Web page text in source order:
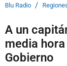
Blu Radio /
A un
media
Gobierno